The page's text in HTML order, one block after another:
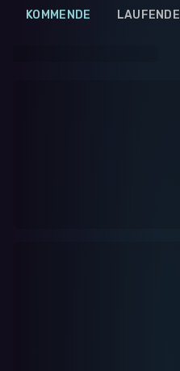
KOMMENDE LAUFENDE